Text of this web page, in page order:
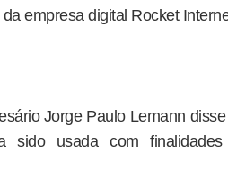
empresa digital Rocket
Jorge Paulo Lemann
sido usada com